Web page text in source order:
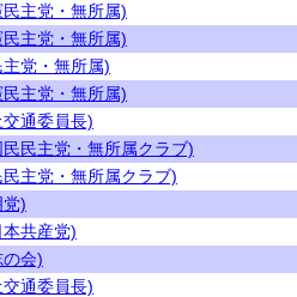
主党・無所属)
主党・無所属)
党・無所属)
主党・無所属)
通委員長)
民主党・無所属クラブ)
主党・無所属クラブ)
)
共産党)
会)
通委員長)